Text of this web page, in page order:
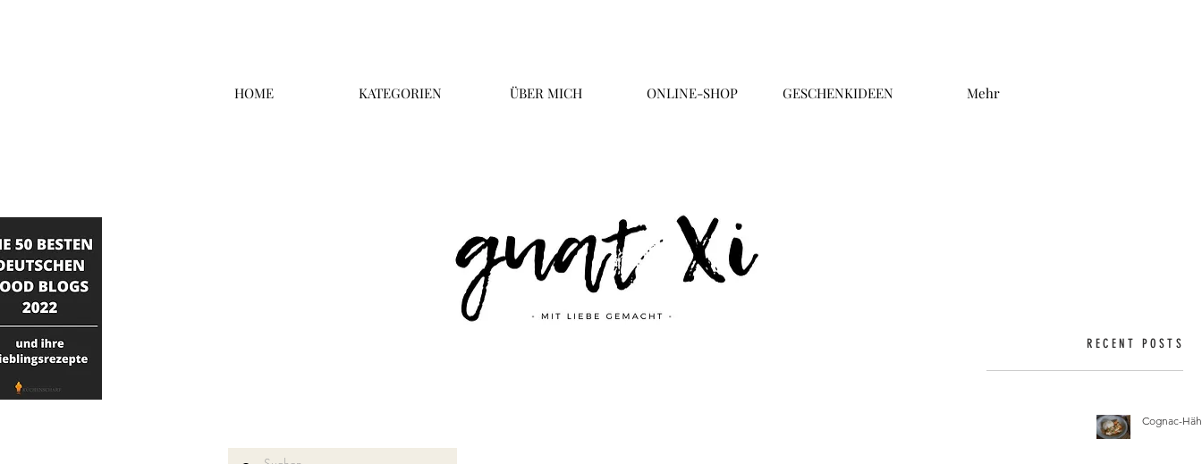
HOME KATEGORIEN ÜBER MICH ONLINE-SHOP GESCHENKIDEEN Mehr
RECENT POSTS
Cognac-